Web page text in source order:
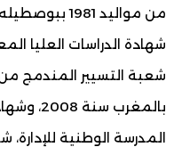
من مواليد
شهادة الدراسات العليا
شعبة التسيير المندمج
بالمغرب